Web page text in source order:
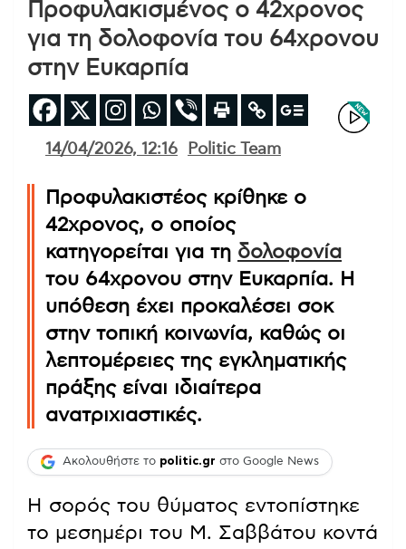
Προφυλακισμένος ο 42χρονος
για τη δολοφονία του 64χρονου
στην Ευκαρπία
14/04/2026, 12:16 Politic Team
Προφυλακιστέος κρίθηκε ο
42χρονος, ο οποίος
κατηγορείται για τη δολοφονία
του 64χρονου στην Ευκαρπία. Η
υπόθεση έχει προκαλέσει σοκ
στην τοπική κοινωνία, καθώς οι
λεπτομέρειες της εγκληματικής
πράξης είναι ιδιαίτερα
ανατριχιαστικές.
Ακολουθήστε το politic.gr στο Google News
Η σορός του θύματος εντοπίστηκε
το μεσημέρι του Μ. Σαββάτου κοντά